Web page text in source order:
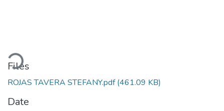
Loading...
Files
ROJAS TAVERA STEFANY.pdf(461.09 KB)
Date